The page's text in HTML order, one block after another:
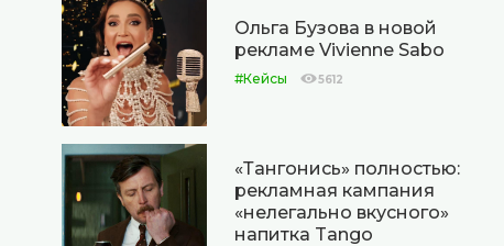
Ольга Бузова в новой
рекламе Vivienne Sabo
#Кейсы 5612
«Тангонись» полностью:
рекламная кампания
«нелегально вкусного»
напитка Tango